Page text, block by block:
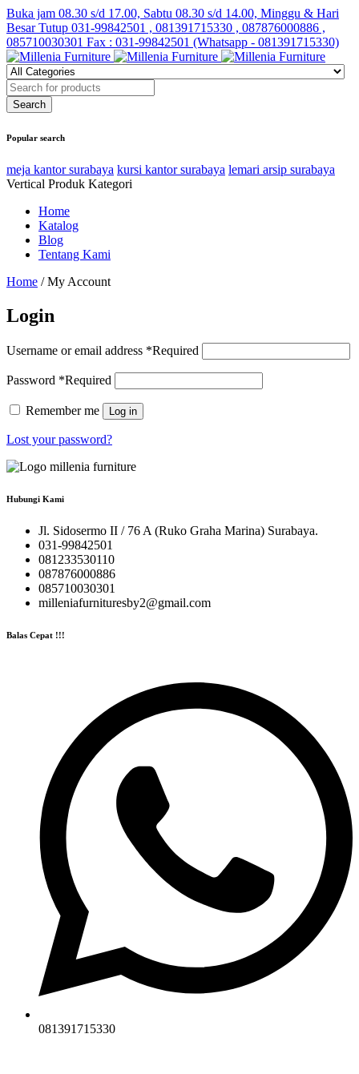
Buka jam 08.30 s/d 17.00, Sabtu 08.30 s/d 14.00, Minggu & Hari
Besar Tutup 031-99842501 , 081391715330 , 087876000886 ,
085710030301 Fax : 031-99842501 (Whatsapp - 081391715330)
Popular search
meja kantor surabaya kursi kantor surabaya lemari arsip surabaya
Vertical Produk Kategori
Home
Katalog
Blog
Tentang Kami
Home / My Account
Login
Username or email address *Required
Password *Required
Remember me Log in
Lost your password?
Hubungi Kami
Jl. Sidosermo II / 76 A (Ruko Graha Marina) Surabaya.
031-99842501
081233530110
087876000886
085710030301
milleniafurnituresby2@gmail.com
Balas Cepat !!!
081391715330